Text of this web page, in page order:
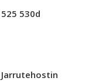
530d
Jarrutehostin